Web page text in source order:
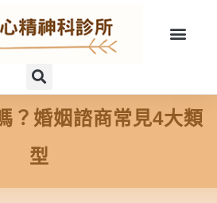
？婚姻諮商常見4大類
型